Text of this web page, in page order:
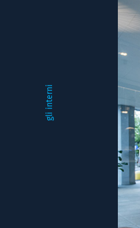
gli interni